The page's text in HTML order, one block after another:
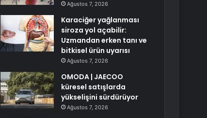
Ağustos 7, 2026
Karaciğer yağlanması
siroza yol açabilir:
Uzmandan erken tanı ve
bitkisel ürün uyarısı
Ağustos 7, 2026
OMODA | JAECOO
küresel satışlarda
yükselişini sürdürüyor
Ağustos 7, 2026